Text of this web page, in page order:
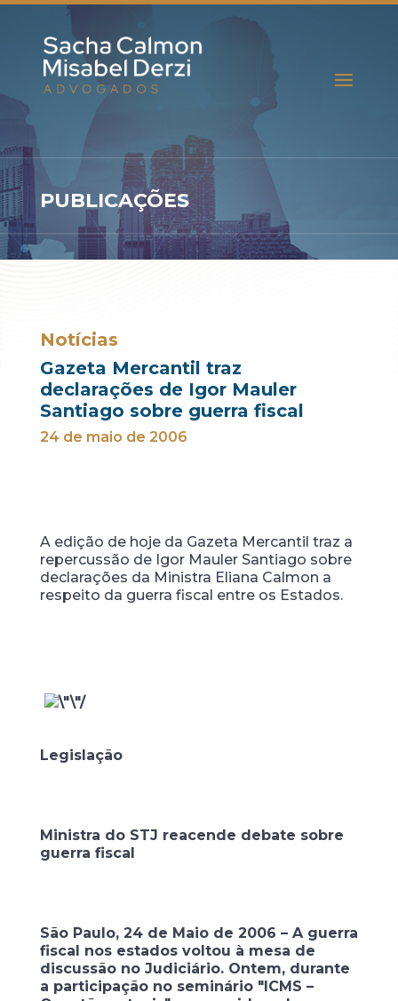
PUBLICAÇÕES
Notícias
Gazeta Mercantil traz
declarações de Igor Mauler
Santiago sobre guerra fiscal
24 de maio de 2006
A edição de hoje da Gazeta Mercantil traz a
repercussão de Igor Mauler Santiago sobre
declarações da Ministra Eliana Calmon a
respeito da guerra fiscal entre os Estados.
Legislação
Ministra do STJ reacende debate sobre
guerra fiscal
São Paulo, 24 de Maio de 2006 – A guerra
fiscal nos estados voltou à mesa de
discussão no Judiciário. Ontem, durante
a participação no seminário "ICMS –